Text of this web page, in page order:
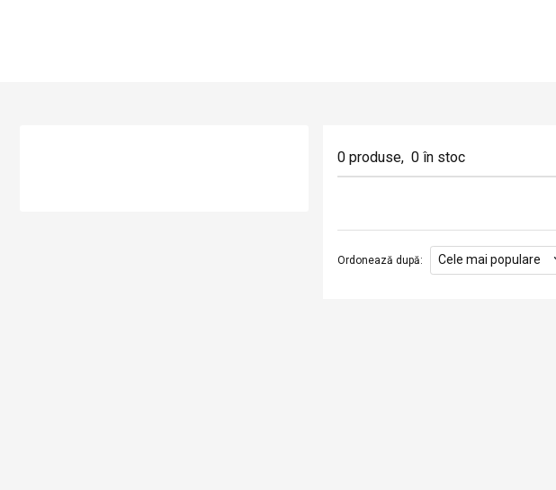
0 produse, 0 în stoc
Ordonează după: